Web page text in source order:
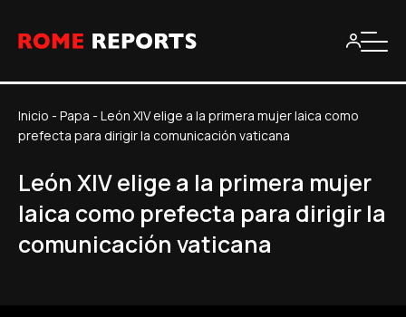
Inicio - Papa - León XIV elige a la primera mujer laica como
prefecta para dirigir la comunicación vaticana
León XIV elige a la primera mujer
laica como prefecta para dirigir la
comunicación vaticana